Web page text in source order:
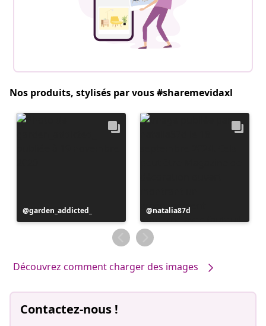
Nos produits, stylisés par vous #sharemevidaxl
Publication
publiée
garden_addicted_
Publication
publiée
par
natalia87d
Découvrez comment charger des images
Contactez-nous !